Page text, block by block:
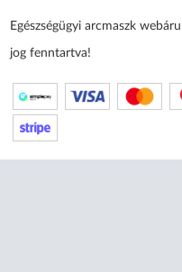
Egészségügyi arcmaszk
jog fenntartva!